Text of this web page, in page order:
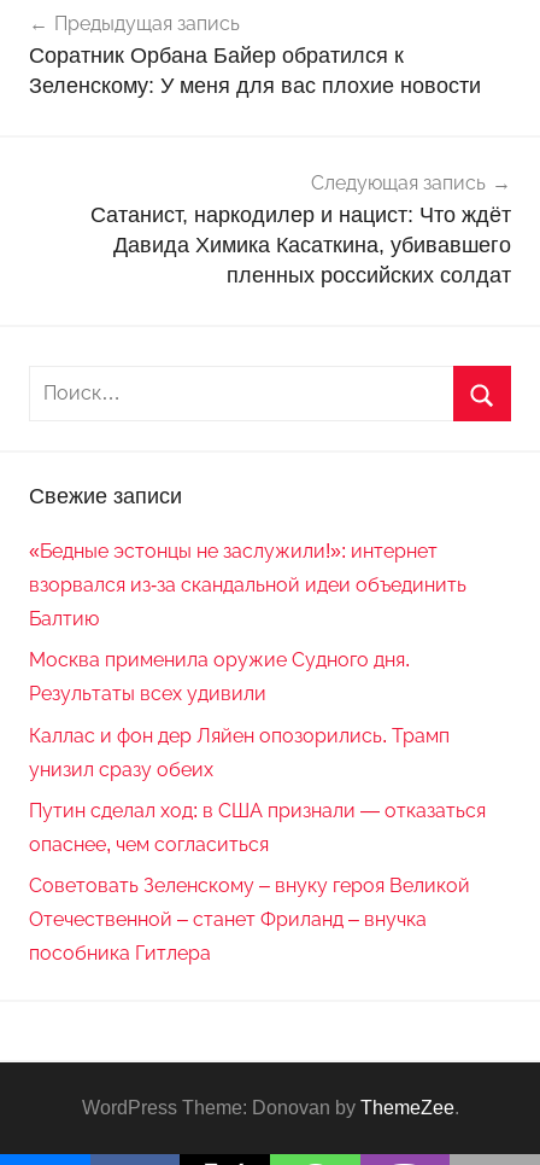
о
в
о
по
записям
Предыдущая запись
Соратник Орбана Байер обратился к
Зеленскому: У меня для вас плохие новости
Следующая запись
Сатанист, наркодилер и нацист: Что ждёт
Давида Химика Касаткина, убивавшего
пленных российских солдат
Свежие записи
«Бедные эстонцы не заслужили!»: интернет
взорвался из-за скандальной идеи объединить
Балтию
Москва применила оружие Судного дня.
Результаты всех удивили
Каллас и фон дер Ляйен опозорились. Трамп
унизил сразу обеих
Путин сделал ход: в США признали — отказаться
опаснее, чем согласиться
Советовать Зеленскому – внуку героя Великой
Отечественной – станет Фриланд – внучка
пособника Гитлера
WordPress Theme: Donovan by ThemeZee.